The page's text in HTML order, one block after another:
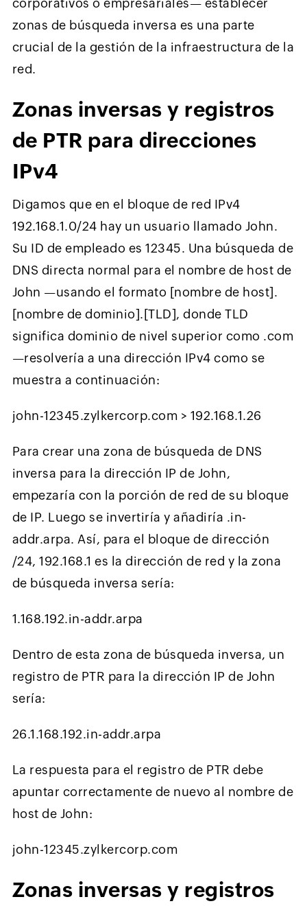
corporativos o empresariales— establecer
zonas de búsqueda inversa es una parte
crucial de la gestión de la infraestructura de la
red.
Zonas inversas y registros
de PTR para direcciones
IPv4
Digamos que en el bloque de red IPv4
192.168.1.0/24 hay un usuario llamado John.
Su ID de empleado es 12345. Una búsqueda de
DNS directa normal para el nombre de host de
John —usando el formato [nombre de host].
[nombre de dominio].[TLD], donde TLD
significa dominio de nivel superior como .com
—resolvería a una dirección IPv4 como se
muestra a continuación:
john-12345.zylkercorp.com > 192.168.1.26
Para crear una zona de búsqueda de DNS
inversa para la dirección IP de John,
empezaría con la porción de red de su bloque
de IP. Luego se invertiría y añadiría .in-
addr.arpa. Así, para el bloque de dirección
/24, 192.168.1 es la dirección de red y la zona
de búsqueda inversa sería:
1.168.192.in-addr.arpa
Dentro de esta zona de búsqueda inversa, un
registro de PTR para la dirección IP de John
sería:
26.1.168.192.in-addr.arpa
La respuesta para el registro de PTR debe
apuntar correctamente de nuevo al nombre de
host de John:
john-12345.zylkercorp.com
Zonas inversas y registros